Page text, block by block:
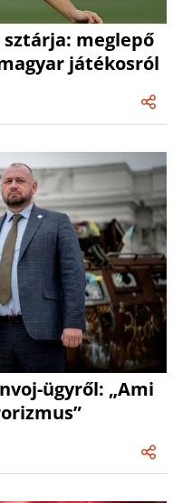
meglepő
játékosról
ügyről: „Ami